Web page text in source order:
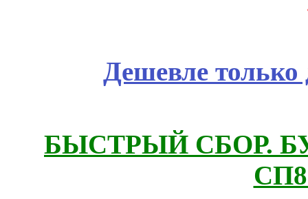
Дешевле
БЫСТРЫЙ СБОР.